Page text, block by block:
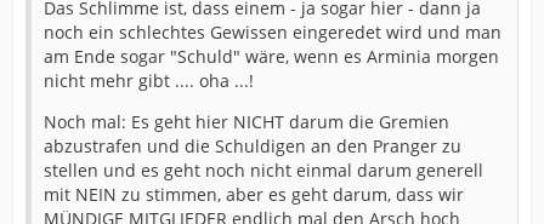
Das Schlimme ist, dass einem - ja sogar hier - dann ja
noch ein schlechtes Gewissen eingeredet wird und man
am Ende sogar "Schuld" wäre, wenn es Arminia morgen
nicht mehr gibt .... oha ...!
Noch mal: Es geht hier NICHT darum die Gremien
abzustrafen und die Schuldigen an den Pranger zu
stellen und es geht noch nicht einmal darum generell
mit NEIN zu stimmen, aber es geht darum, dass wir
MÜNDIGE MITGLIEDER endlich mal den Arsch hoch